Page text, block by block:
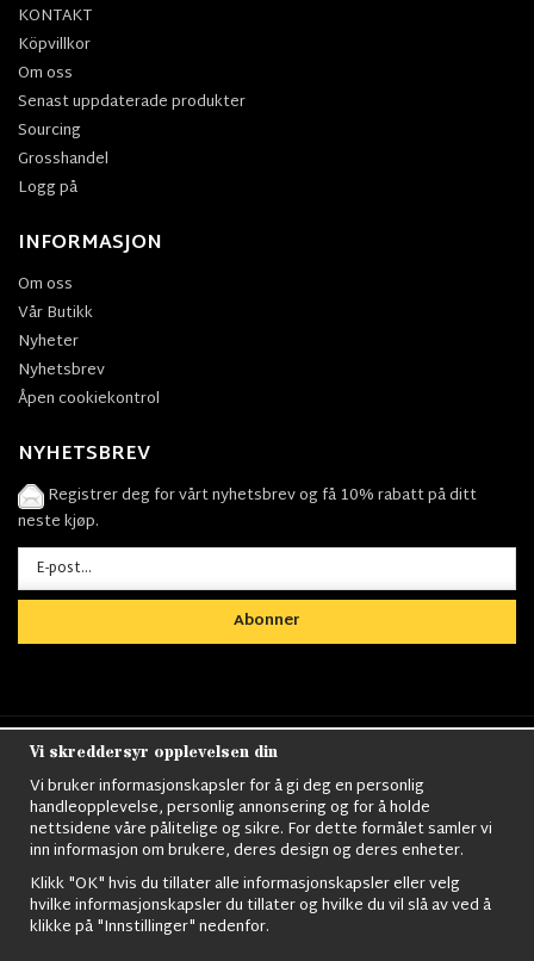
KONTAKT
Köpvillkor
Om oss
Senast uppdaterade produkter
Sourcing
Grosshandel
Logg på
INFORMASJON
Om oss
Vår Butikk
Nyheter
Nyhetsbrev
Åpen cookiekontrol
NYHETSBREV
Registrer deg for vårt nyhetsbrev og få 10% rabatt på ditt
neste kjøp.
Abonner
Nordens största utbud av
kläder,Militärtöverskott, Militärutrustning, Ordningsvakt
utrustning,väktarkläder,Militärbyxor,Militärjackor,M65
Jackor,Bomberjackor,Militärkängor,Militära Ryggsäckar,Vintage Army
kläder,Sjömanskläder,Paracord,Gasmask,Ghillie
Vi skreddersyr opplevelsen din
Vi bruker informasjonskapsler for å gi deg en personlig
handleopplevelse, personlig annonsering og for å holde
nettsidene våre pålitelige og sikre. For dette formålet samler vi
inn informasjon om brukere, deres design og deres enheter.
Klikk "OK" hvis du tillater alle informasjonskapsler eller velg
hvilke informasjonskapsler du tillater og hvilke du vil slå av ved å
klikke på "Innstillinger" nedenfor.